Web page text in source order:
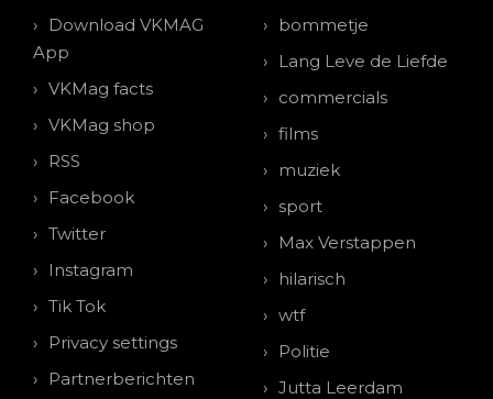
Download VKMAG
App
VKMag facts
VKMag shop
RSS
Facebook
Twitter
Instagram
Tik Tok
Privacy settings
Partnerberichten
bommetje
Lang Leve de Liefde
commercials
films
muziek
sport
Max Verstappen
hilarisch
wtf
Politie
Jutta Leerdam